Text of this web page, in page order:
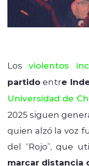
Losviolentos
partido entre
Universidad de
2025 siguen
quien alzó la voz
del “Rojo”, que
marcar distancia